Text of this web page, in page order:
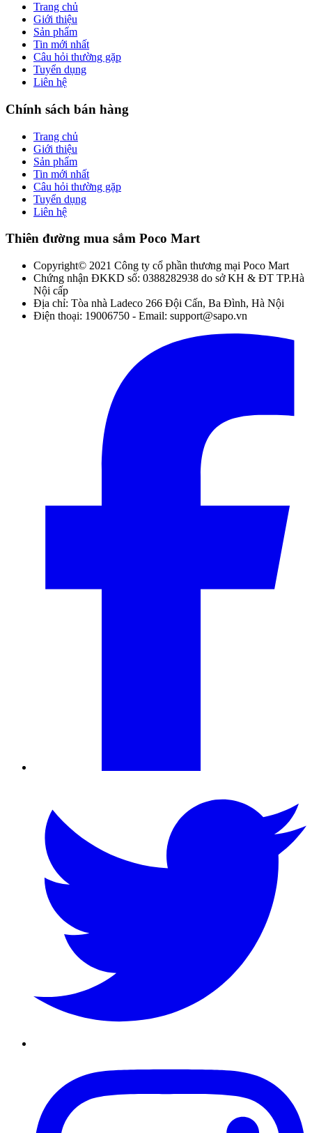
Trang chủ
Giới thiệu
Sản phẩm
Tin mới nhất
Câu hỏi thường gặp
Tuyển dụng
Liên hệ
Chính sách bán hàng
Trang chủ
Giới thiệu
Sản phẩm
Tin mới nhất
Câu hỏi thường gặp
Tuyển dụng
Liên hệ
Thiên đường mua sắm Poco Mart
Copyright© 2021 Công ty cổ phần thương mại Poco Mart
Chứng nhận ĐKKD số: 0388282938 do sở KH & ĐT TP.Hà
Nội cấp
Địa chỉ: Tòa nhà Ladeco 266 Đội Cấn, Ba Đình, Hà Nội
Điện thoại: 19006750 - Email: support@sapo.vn